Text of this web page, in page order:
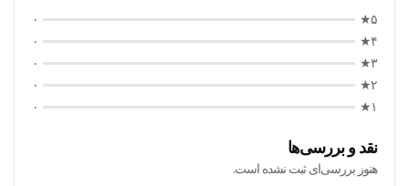
۵★
۰
۴★
۰
۳★
۰
۲★
۰
۱★
۰
نقد و بررسی‌ها
هنوز بررسی‌ای ثبت نشده است.